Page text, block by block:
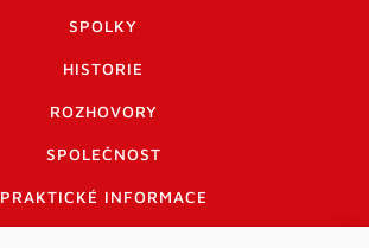
SPOLKY
HISTORIE
ROZHOVORY
SPOLEČNOST
PRAKTICKÉ INFORMACE